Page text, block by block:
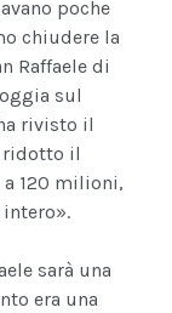
poche
chiudere la
Raffaele di
sul
rivisto il
ridotto il
120 milioni,
intero».
sarà una
era una